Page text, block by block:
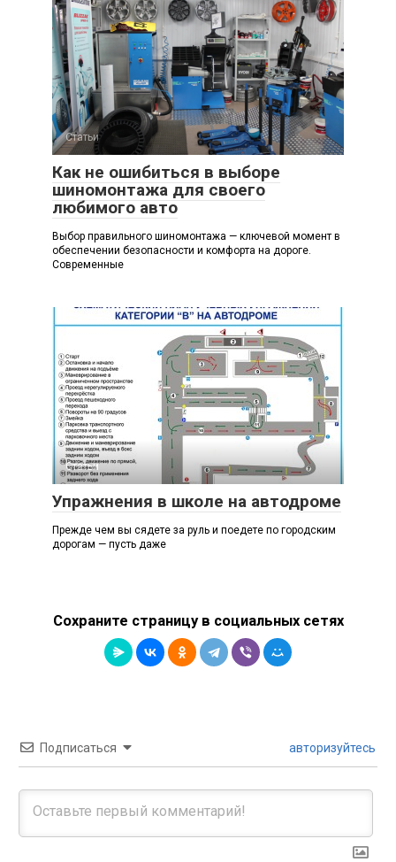
Статьи
Как не ошибиться в выборе
шиномонтажа для своего
любимого авто
Выбор правильного шиномонтажа — ключевой момент в
обеспечении безопасности и комфорта на дороге.
Современные
Статьи
Упражнения в школе на автодроме
Прежде чем вы сядете за руль и поедете по городским
дорогам — пусть даже
Сохраните страницу в социальных сетях
Подписаться авторизуйтесь